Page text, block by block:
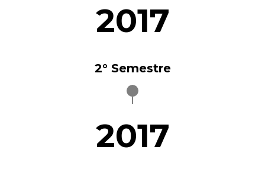
2017
2° Semestre
2017